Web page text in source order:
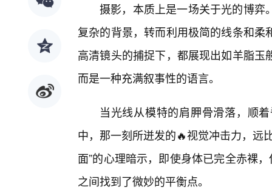
摄影，本质上是一场关于光的博弈
复杂的背景，转而利用极简的线条和
高清镜头的捕捉下，都展现出如羊脂
而是一种充满叙事性的语言。
当光线从模特的肩胛骨滑落，顺
中，那一刻所迸发的🔥视觉冲击力，远
面”的心理暗示，即使身体已完全赤裸
之间找到了微妙的平衡点。